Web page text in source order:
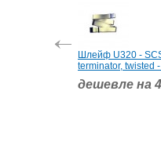
Шлейф U320 -
terminator, twisted
дешевле на